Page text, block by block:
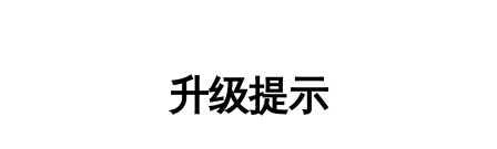
升级提示